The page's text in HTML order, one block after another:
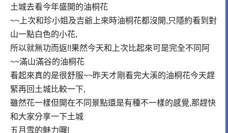
土城去看今年盛開的油桐花
~~上次和珍小姐及吉爺上來時油桐花都沒開,只隱約看到對
山一點白色的小花,
所以就無功而返!!果然今天和上次比起來可是完全不同阿
~~滿山滿谷的油桐花
看起來真的是很舒服~~昨天才剛看完大溪的油桐花今天趕
緊再回土城比較一下,
雖然花一樣但開在不同景點還是有種不一樣的感覺,那趕快
和大家分享一下土城
五月雪的魅力囉!